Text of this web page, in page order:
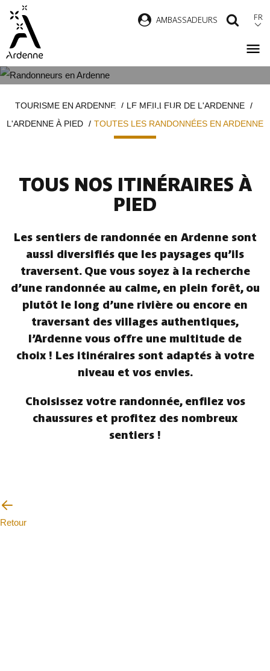
contenu
principal
AMBASSADEURS FR
ARDENNE
d'ArianeTOURISME EN ARDENNE
LE MEILLEUR DE L'ARDENNE
L'ARDENNE À PIED
TOUTES LES RANDONNÉES EN ARDENNE
TOUS NOS ITINÉRAIRES À
PIED
Les sentiers de randonnée en Ardenne sont
aussi diversifiés que les paysages qu’ils
traversent. Que vous soyez à la recherche
d’une randonnée au calme, en plein forêt, ou
plutôt le long d’une rivière ou encore en
traversant des villages authentiques,
l’Ardenne vous offre une multitude de
choix ! Les itinéraires sont adaptés à votre
niveau et vos envies.
Choisissez votre randonnée, enfilez vos
chaussures et profitez des nombreux
sentiers !
Retour